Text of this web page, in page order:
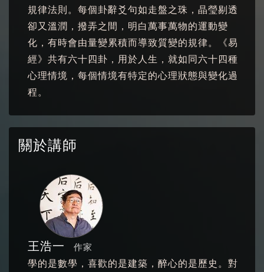
規律法則。每個卦辭爻句如走盤之珠，晶瑩剔透
卻又溫潤，撥弄之間，明白萬事萬物的運動變
化，有時會由量變累積而導致質變的規律。《易
經》共有六十四卦，用於人生，就如同六十四種
心理情境，每個情境有特定的心理狀態與變化過
程。
關於講師
王浩一 作家
學的是數學，喜歡的是建築，醉心的是歷史。對